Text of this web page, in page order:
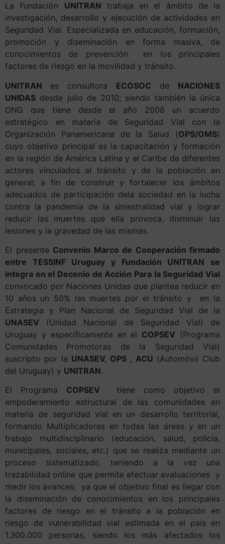
La Fundación UNITRAN trabaja en el ámbito de la
investigación, desarrollo y ejecución de actividades en
Seguridad Vial. Especializada en educación, formación,
promoción y diseminación en forma masiva, de
conocimientos de prevención en los principales
factores de riesgo en la movilidad y tránsito.
UNITRAN es consultora ECOSOC de NACIONES
UNIDAS desde julio de 2010; siendo también la única
ONG que tiene desde el año 2008 un acuerdo
estratégico en materia de Seguridad Vial con la
Organización Panamericana de la Salud (OPS/OMS)
cuyo objetivo principal es la capacitación y formación
en la región de América Latina y el Caribe de diferentes
actores vinculados al tránsito y de la población en
general; a fin de construir y fortalecer los ámbitos
adecuados de participación dela sociedad en la lucha
contra la pandemia de la siniestralidad vial y lograr
reducir las muertes que ella provoca, disminuir las
lesiones y la gravedad de las mismas.
El presente Convenio Marco de Cooperación firmado
entre TESSINF Uruguay y Fundación UNITRAN se
integra en el Decenio de Acción Para la Seguridad Vial
convocado por Naciones Unidas que plantea reducir en
10 años un 50% las muertes por el tránsito y en la
Estrategia y Plan Nacional de Seguridad Vial de la
UNASEV (Unidad Nacional de Seguridad Vial) de
Uruguay y específicamente en el COPSEV (Programa
Comunidades Promotoras de la Seguridad Vial)
suscripto por la UNASEV, OPS , ACU (Automóvil Club
del Uruguay) y UNITRAN.
El Programa COPSEV tiene como objetivo el
empoderamiento estructural de las comunidades en
materia de seguridad vial en un desarrollo territorial,
formando Multiplicadores en todas las áreas y en un
trabajo multidisciplinario (educación, salud, policía,
municipales, sociales, etc.) que se realiza mediante un
proceso sistematizado, teniendo a la vez una
trazabilidad online que permite efectuar evaluaciones y
medir los avances; ya que el objetivo final es llegar con
la diseminación de conocimientos en los principales
factores de riesgo en el tránsito a la población en
riesgo de vulnerabilidad vial estimada en el país en
1.300.000 personas, siendo los más afectados los